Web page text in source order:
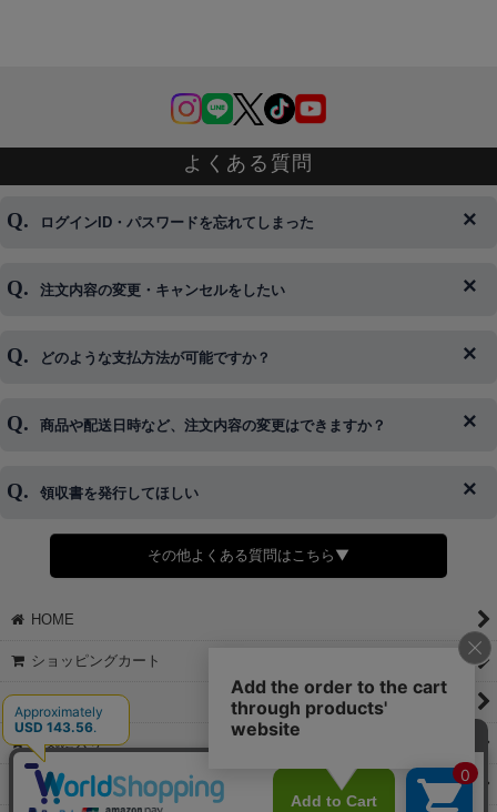
よくある質問
ログインID・パスワードを忘れてしまった
◆下記ページより、ログインIDの変更が可能です。
注文内容の変更・キャンセルをしたい
◆即日発送を行なっている関係上、午後以降のご連絡やキャンセル
※発送後、発送準備が完了しお手続きが間に合わない場合は変更、
どのような支払方法が可能ですか？
◆代金引換・クレジットカード・携帯キャリア決済・おねだり決
＞詳細は画像をタップ＜
商品や配送日時など、注文内容の変更はできますか？
◆商品発送前の変更は承っております。
さい。
領収書を発行してほしい
◆領収書はご希望頂いた場合のみ発行しております。
【これからご注文する場合】
STEP2「お届け先・お支払い」ページにて備考欄に下記の記載をお
願いします。
②宛名（空欄は上様は不可）
③但し書き（空欄やお品代は不可）
【すでにご注文が完了している場合】
①お電話・メール・LINEにて領収書希望の連絡をお願い致します
その他よくある質問はこちら▼
HOME
ショッピングカート
お気に入り
特定商取引法表示